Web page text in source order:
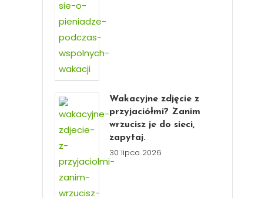
Wakacyjne zdjęcie z
przyjaciółmi? Zanim
wrzucisz je do sieci,
zapytaj.
30 lipca 2026